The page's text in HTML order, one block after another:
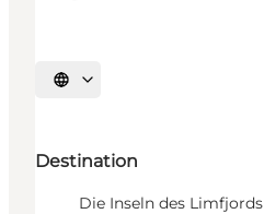
Sprache auswählen
Destination
Die Inseln des Limfjords